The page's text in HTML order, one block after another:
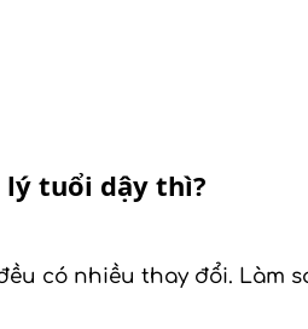
lý tuổi dậy thì?
có nhiều thay đổi. Làm